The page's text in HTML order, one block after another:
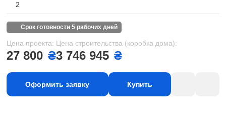
2
срок готовности 5 рабочих дней
Цена проекта:
27 800 ₴
Цена строительства (коробка дома):
3 746 945 ₴
Оформить заявку Купить